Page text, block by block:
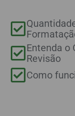
Entenda o
Revisão
Como